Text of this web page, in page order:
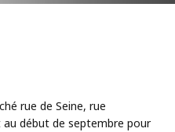
rue de Seine, rue
début de septembre pour